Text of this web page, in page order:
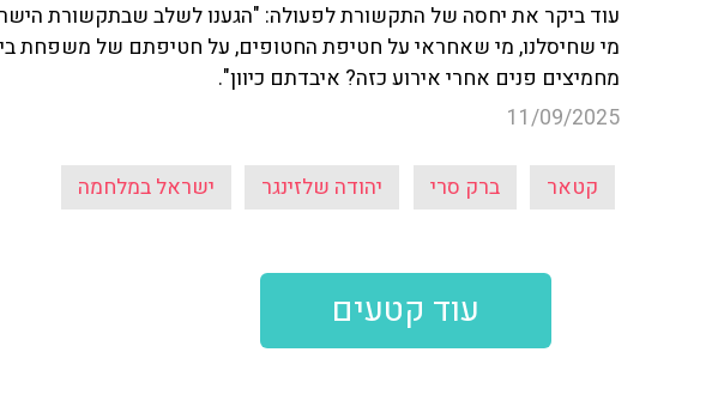
עוד ביקר את יחסה של התקשורת לפעולה: "הגענו לשלב שבתקשורת
מי שחיסלנו, מי שאחראי על חטיפת החטופים, על חטיפתם של משפחת
מחמיצים פנים אחרי אירוע כזה? איבדתם כיוון".
11/09/2025
קטאר ברק סרי יהודה שלזינגר ישראל במלחמה
עוד קטעים